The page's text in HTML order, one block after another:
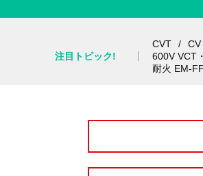
注目トピック!
CVT CV
600V VCT
耐火 EM-